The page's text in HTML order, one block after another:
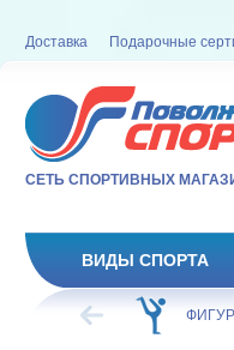
Доставка Подарочные
СЕТЬ СПОРТИВНЫХ
ВИДЫ СПОРТА
ХОККЕЙ